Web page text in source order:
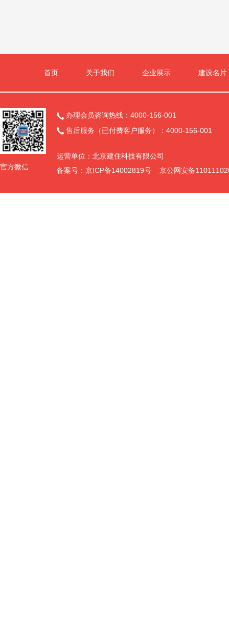
首页 关于我们 企业展示 建设名片
官方微信
 办理会员咨询热线：4000-156-001
 售后服务（已付费客户服务）：4000-156-001
运营单位：北京建住科技有限公司
备案号：京ICP备14002819号 京公网安备